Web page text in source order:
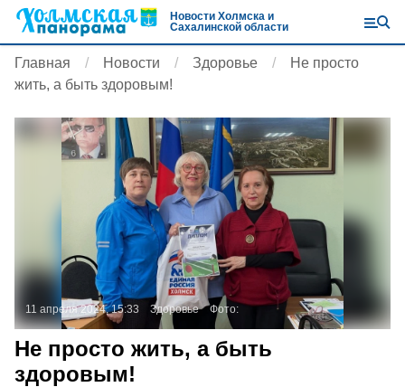
Новости Холмска и
Сахалинской области
Главная Новости Здоровье
Не просто
жить, а быть здоровым!
11 апреля 2024, 15:33 Здоровье Фото:
Не просто жить, а быть
здоровым!